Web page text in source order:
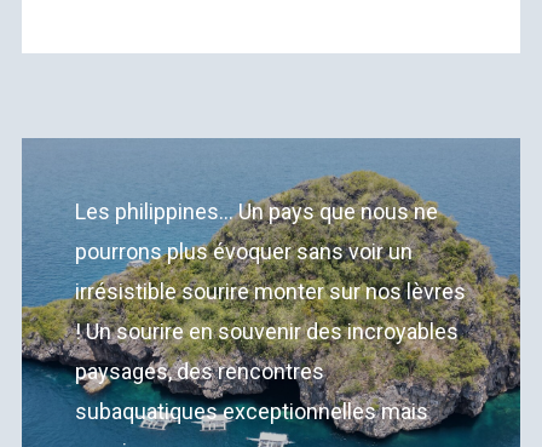
Les philippines... Un pays que nous ne
pourrons plus évoquer sans voir un
irrésistible sourire monter sur nos lèvres
! Un sourire en souvenir des incroyables
paysages, des rencontres
subaquatiques exceptionnelles mais